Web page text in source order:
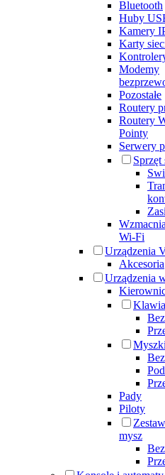
Bluetooth
Huby
Kamery
Karty
Modemy
Pozostałe
Routery
Routery
Pointy
Serwery
Wi-Fi
Urządzenia
Akcesoria
Urządzenia
Myszki
Pady
Piloty
mysz